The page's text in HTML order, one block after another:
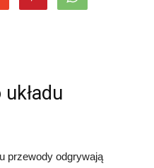
przewody odgrywają